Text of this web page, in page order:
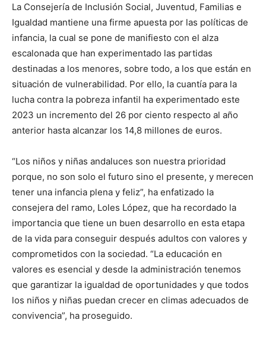
La Consejería de Inclusión Social, Juventud, Familias e
Igualdad mantiene una firme apuesta por las políticas de
infancia, la cual se pone de manifiesto con el alza
escalonada que han experimentado las partidas
destinadas a los menores, sobre todo, a los que están en
situación de vulnerabilidad. Por ello, la cuantía para la
lucha contra la pobreza infantil ha experimentado este
2023 un incremento del 26 por ciento respecto al año
anterior hasta alcanzar los 14,8 millones de euros.
“Los niños y niñas andaluces son nuestra prioridad
porque, no son solo el futuro sino el presente, y merecen
tener una infancia plena y feliz”, ha enfatizado la
consejera del ramo, Loles López, que ha recordado la
importancia que tiene un buen desarrollo en esta etapa
de la vida para conseguir después adultos con valores y
comprometidos con la sociedad. “La educación en
valores es esencial y desde la administración tenemos
que garantizar la igualdad de oportunidades y que todos
los niños y niñas puedan crecer en climas adecuados de
convivencia”, ha proseguido.